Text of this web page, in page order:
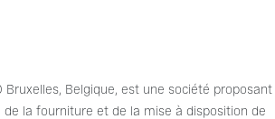
Bruxelles, Belgique, est une société proposant
de la fourniture et de la mise à disposition de